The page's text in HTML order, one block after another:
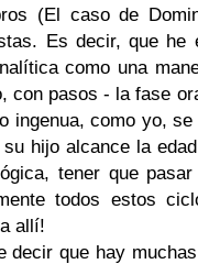
(El caso de
Es decir, que he
como una
con pasos - la fase
ingenua, como yo,
hijo alcance la
tener que
todos estos
allí!
decir que hay